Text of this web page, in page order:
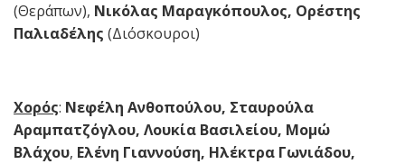
(Θεράπων), Νικόλας Μαραγκόπουλος, Ορέστης
Παλιαδέλης (Διόσκουροι)
Χορός: Νεφέλη Ανθοπούλου, Σταυρούλα
Αραμπατζόγλου, Λουκία Βασιλείου, Μομώ
Βλάχου, Ελένη Γιαννούση, Ηλέκτρα Γωνιάδου,